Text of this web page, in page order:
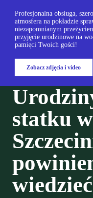
Profesjonalna obsługa,
atmosfera na pokładzie
niezapomnianym
przyjęcie urodzinowe na
pamięci Twoich gości!
Zobacz zdjęcia i video
statku w